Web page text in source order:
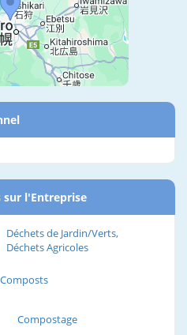
sur l'Entreprise
Déchets de Jardin/Verts,
Déchets Agricoles
Composts
Compostage